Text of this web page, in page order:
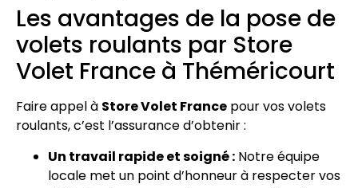
Les avantages de la pose de
volets roulants par Store
Volet France à Théméricourt
Faire appel à Store Volet France pour vos volets
roulants, c’est l’assurance d’obtenir :
Un travail rapide et soigné : Notre équipe
locale met un point d’honneur à respecter vos